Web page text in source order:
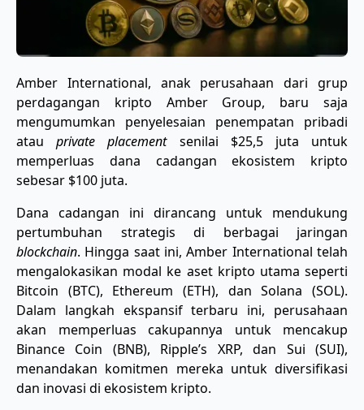
Amber International, anak perusahaan dari grup
perdagangan kripto Amber Group, baru saja
mengumumkan penyelesaian penempatan pribadi
atauprivate placementsenilai $25,5 juta untuk
memperluas dana cadangan ekosistem kripto
sebesar $100 juta.
Dana cadangan ini dirancang untuk mendukung
pertumbuhan strategis di berbagai jaringan
blockchain. Hingga saat ini, Amber International telah
mengalokasikan modal ke aset kripto utama seperti
Bitcoin (BTC), Ethereum (ETH), dan Solana (SOL).
Dalam langkah ekspansif terbaru ini, perusahaan
akan memperluas cakupannya untuk mencakup
Binance Coin (BNB), Ripple’s XRP, dan Sui (SUI),
menandakan komitmen mereka untuk diversifikasi
dan inovasi di ekosistem kripto.